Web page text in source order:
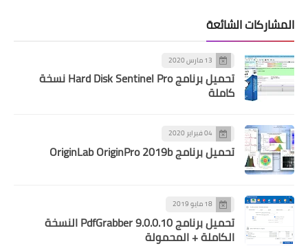
المشاركات الشائعة
13 مارس 2020
تحميل برنامج Hard Disk Sentinel Pro نسخة
كاملة
04 فبراير 2020
تحميل برنامج OriginLab OriginPro 2019b
18 مايو 2019
تحميل برنامج PdfGrabber 9.0.0.10 النسخة
الكاملة + المحمولة